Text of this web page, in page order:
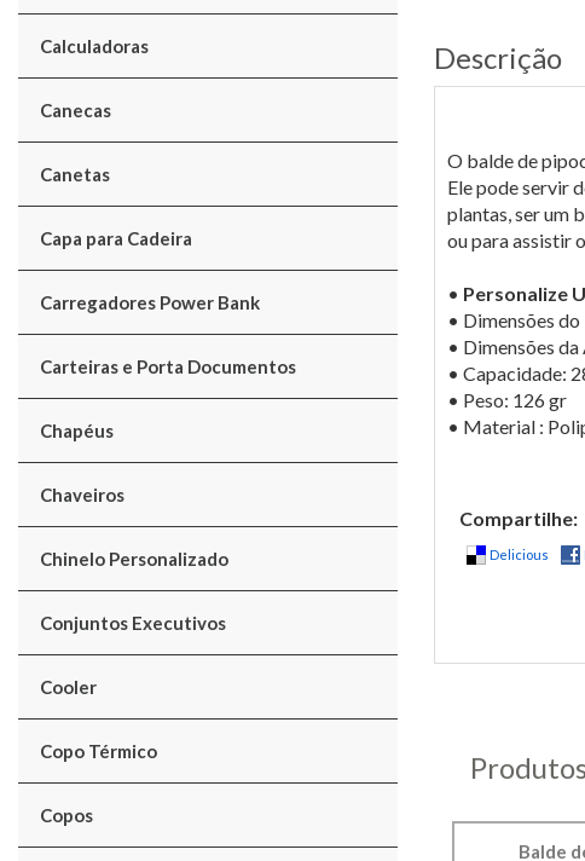
Calculadoras
Canecas
Canetas
Capa para Cadeira
Carregadores Power Bank
Carteiras e Porta Documentos
Chapéus
Chaveiros
Chinelo Personalizado
Conjuntos Executivos
Cooler
Copo Térmico
Copos
Descrição
O balde de
Ele pode servir
plantas, ser um
ou para assistir
• Personalize
• Dimensões
• Dimensões
• Capacidade:
• Peso: 126 gr
• Material :
Compartilhe:
Delicious
Balde